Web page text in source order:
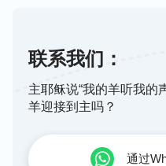
联系我们：
主耶稣说“我的羊听我的
羊迎接到主吗？
通过